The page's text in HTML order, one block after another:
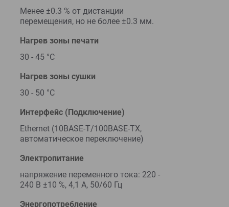
Менее ±0.3 % от дистанции
перемещения, но не более ±0.3 мм.
Нагрев зоны печати
30 - 45 °C
Нагрев зоны сушки
30 - 50 °C
Интерфейс (Подключение)
Ethernet (10BASE-T/100BASE-TX,
автоматическое переключение)
Электропитание
напряжение переменного тока: 220 -
240 В ±10 %, 4,1 А, 50/60 Гц
Энергопотребление